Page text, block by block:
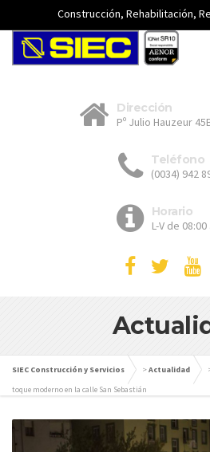
Construcción, Rehabilitación,
Dirección
Pº Julio Hauzeur
Teléfono
(0034) 942
Horario
L-V de
SIEC Construcción y Servicios >Actualidad
toque moderno en la calle San Sebastián